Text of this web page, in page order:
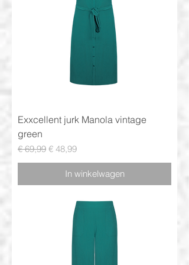
Exxcellent jurk Manola vintage
green
Normale prijs
€ 69,99 Verkoopprijs
€ 48,99
In winkelwagen